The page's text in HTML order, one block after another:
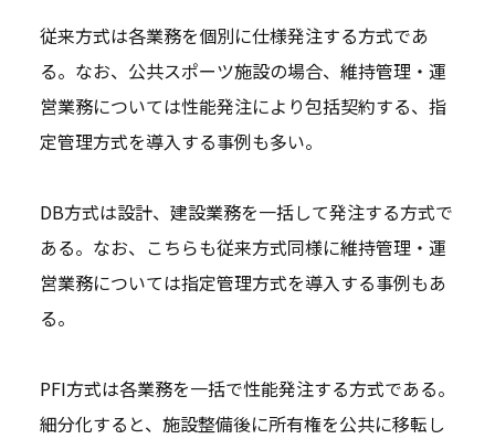
従来方式は各業務を個別に仕様発注する方式であ
る。なお、公共スポーツ施設の場合、維持管理・運
営業務については性能発注により包括契約する、指
定管理方式を導入する事例も多い。
DB方式は設計、建設業務を一括して発注する方式で
ある。なお、こちらも従来方式同様に維持管理・運
営業務については指定管理方式を導入する事例もあ
る。
PFI方式は各業務を一括で性能発注する方式である。
細分化すると、施設整備後に所有権を公共に移転し